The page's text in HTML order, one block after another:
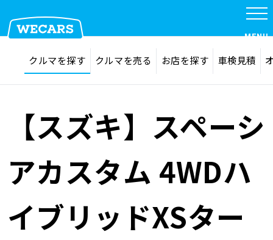
在庫検索 サイト内検索
MENU
クルマを探す
クルマを売る
お店を探す
クルマを探す クルマを売る お店を探す 車検見積
【スズキ】スペーシ
アカスタム 4WDハ
イブリッドXSター